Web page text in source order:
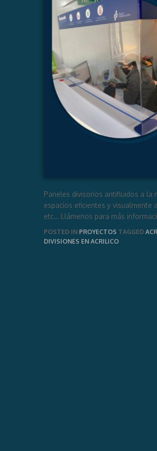
Paneles divisorios antifluidos a la
espacios eficientes y visualmente
etc… Llámenos para más
POSTED IN PROYECTOS TAGGED
DIVISIONES EN ACRILICO